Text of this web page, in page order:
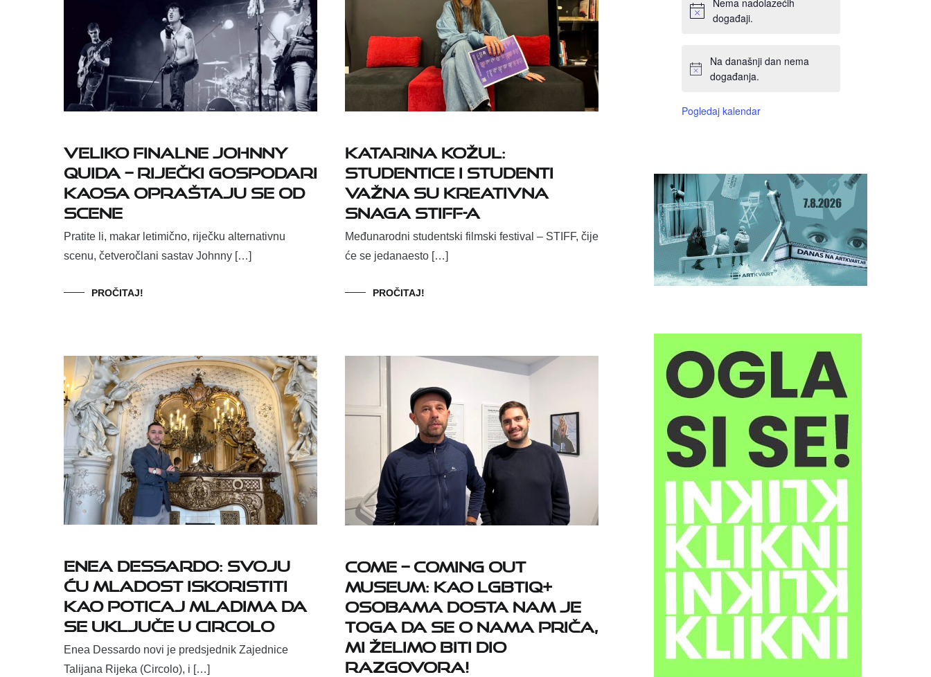
Veliko finalne Johnny
Quida – riječki gospodari
kaosa opraštaju se od
scene
Pratite li, makar letimično, riječku alternativnu
scenu, četveročlani sastav Johnny […]
PROČITAJ!
Katarina Kožul:
studentice i studenti
važna su kreativna
snaga STIFF-a
Međunarodni studentski filmski festival – STIFF, čije
će se jedanaesto […]
PROČITAJ!
Enea Dessardo: Svoju
ću mladost iskoristiti
kao poticaj mladima da
se uključe u Circolo
Enea Dessardo novi je predsjednik Zajednice
Talijana Rijeka (Circolo), i […]
COME – Coming Out
Museum: Kao LGBTIQ+
osobama dosta nam je
toga da se o nama priča,
mi želimo biti dio
razgovora!
Nema nadolazećih
događaji.
Na današnji dan nema
događanja.
Pogledaj kalendar